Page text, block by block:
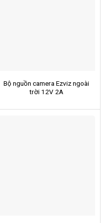
Bộ nguồn camera Ezviz ngoài
trời 12V 2A